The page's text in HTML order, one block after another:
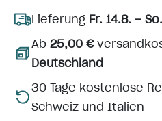
Lieferung Fr. 14.8. –
Ab 25,00 €
Deutschland
30 Tage kostenlose
Schweiz und Italien